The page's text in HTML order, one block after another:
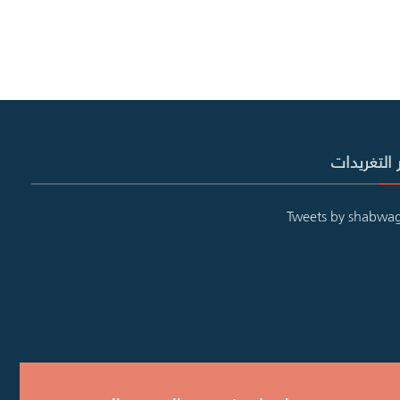
التغريدات
Tweets by